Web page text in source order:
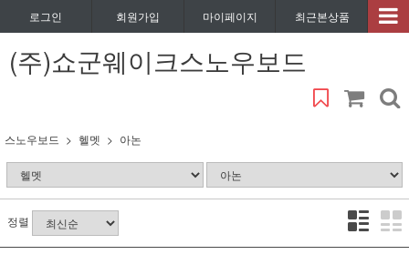
로그인 회원가입 마이페이지 최근본상품
(주)쇼군웨이크스노우보드
스노우보드 헬멧 아논
정렬